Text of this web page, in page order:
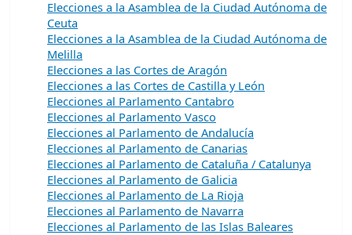
Elecciones a la Asamblea de la Ciudad Autónoma de
Ceuta
Elecciones a la Asamblea de la Ciudad Autónoma de
Melilla
Elecciones a las Cortes de Aragón
Elecciones a las Cortes de Castilla y León
Elecciones al Parlamento Cantabro
Elecciones al Parlamento Vasco
Elecciones al Parlamento de Andalucía
Elecciones al Parlamento de Canarias
Elecciones al Parlamento de Cataluña / Catalunya
Elecciones al Parlamento de Galicia
Elecciones al Parlamento de La Rioja
Elecciones al Parlamento de Navarra
Elecciones al Parlamento de las Islas Baleares